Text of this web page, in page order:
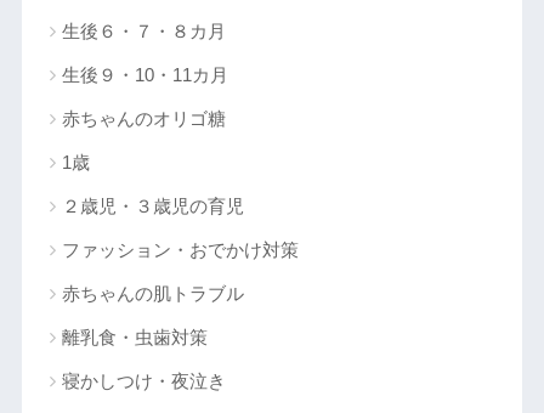
生後６・７・８カ月
生後９・10・11カ月
赤ちゃんのオリゴ糖
1歳
２歳児・３歳児の育児
ファッション・おでかけ対策
赤ちゃんの肌トラブル
離乳食・虫歯対策
寝かしつけ・夜泣き